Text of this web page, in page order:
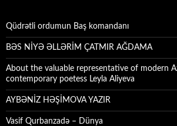
Qüdrətli ordumun Baş komandanı
BƏS NİYƏ ƏLLƏRİM ÇATMIR AĞDAMA
About the valuable representative of modern
contemporary poetess Leyla Aliyeva
AYBƏNİZ HƏŞİMOVA YAZIR
Vasif Qurbanzadə – Dünya